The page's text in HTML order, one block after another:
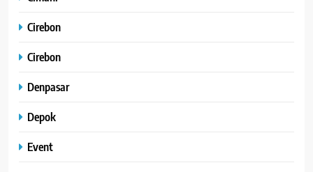
Cirebon
Cirebon
Denpasar
Depok
Event